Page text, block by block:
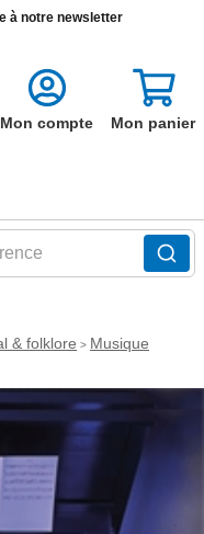
à notre newsletter
Mon compte Mon panier
& folklore > Musique